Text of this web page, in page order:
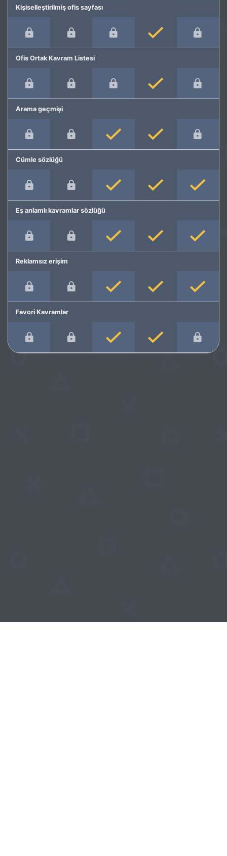
Kişiselleştirilmiş ofis sayfası
Ofis Ortak Kavram Listesi
Arama geçmişi
Cümle sözlüğü
Eş anlamlı kavramlar sözlüğü
Reklamsız erişim
Favori Kavramlar